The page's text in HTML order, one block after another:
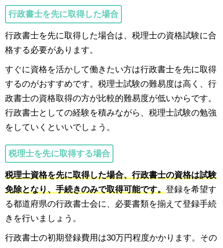
行政書士を先に取得した場合
行政書士を先に取得した場合は、税理士の資格試験に合
格する必要があります。
すぐに資格を活かして働きたい方は行政書士を先に取得
するのがおすすめです。税理士試験の難易度は高く、行
政書士の資格取得の方が比較的難易度が低いからです。
行政書士としての経験を積みながら、税理士試験の勉強
をしていくといいでしょう。
税理士を先に取得する場合
税理士資格を先に取得した場合、行政書士の資格は試験
免除となり、手続きのみで取得可能です。 登録を希望す
る都道府県の行政書士会に、必要書類を揃えて登録手続
きを行いましょう。
行政書士の初期登録費用は30万円程度かかります。その